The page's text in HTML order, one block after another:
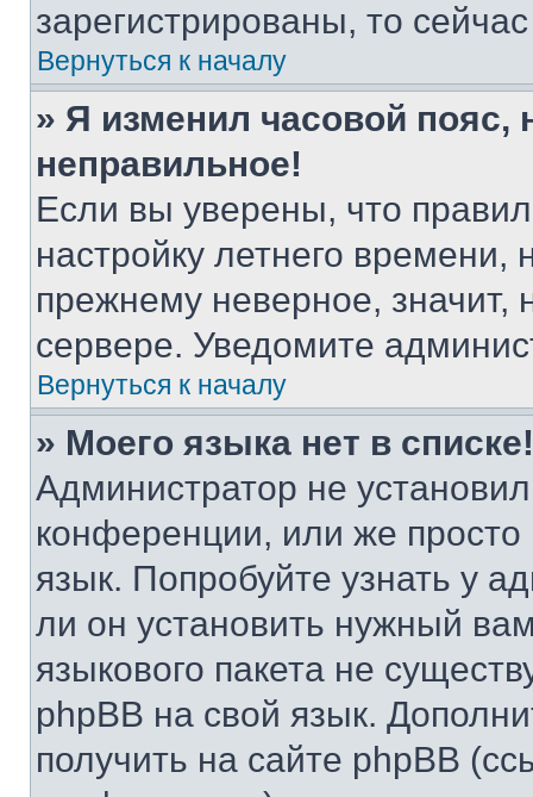
зарегистрированы, то
Вернуться к началу
» Я изменил часовой пояс,
неправильное!
Если вы уверены, что
настройку летнего
прежнему неверное, значит,
сервере. Уведомите
Вернуться к началу
» Моего языка нет в списке!
Администратор не
конференции, или же
язык. Попробуйте узнать у
ли он установить нужный
языкового пакета не
phpBB на свой язык.
получить на сайте phpBB